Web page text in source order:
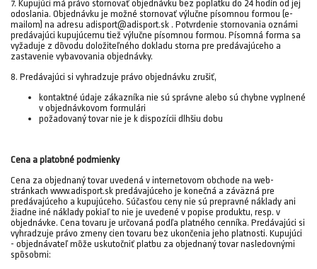
7. Kupujúci má právo stornovať objednávku bez poplatku do 24 hodín od jej
odoslania. Objednávku je možné stornovať výlučne písomnou formou (e-
mailom) na adresu adisport@adisport.sk . Potvrdenie stornovania oznámi
predávajúci kupujúcemu tiež výlučne písomnou formou. Písomná forma sa
vyžaduje z dôvodu doložiteľného dokladu storna pre predávajúceho a
zastavenie vybavovania objednávky.
8. Predávajúci si vyhradzuje právo objednávku zrušiť,
kontaktné údaje zákazníka nie sú správne alebo sú chybne vyplnené
v objednávkovom formulári
požadovaný tovar nie je k dispozícii dlhšiu dobu
Cena a platobné podmienky
Cena za objednaný tovar uvedená v internetovom obchode na web-
stránkach www.adisport.sk predávajúceho je konečná a záväzná pre
predávajúceho a kupujúceho. Súčasťou ceny nie sú prepravné náklady ani
žiadne iné náklady pokiaľ to nie je uvedené v popise produktu, resp. v
objednávke. Cena tovaru je určovaná podľa platného cenníka. Predávajúci si
vyhradzuje právo zmeny cien tovaru bez ukončenia jeho platnosti. Kupujúci
- objednávateľ môže uskutočniť platbu za objednaný tovar nasledovnými
spôsobmi: